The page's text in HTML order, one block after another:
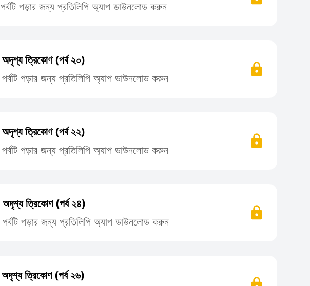
পর্বটি পড়ার জন্য প্রতিলিপি অ্যাপ ডাউনলোড করুন
অদৃশ্য ত্রিকোণ (পর্ব ২০)
পর্বটি পড়ার জন্য প্রতিলিপি অ্যাপ ডাউনলোড করুন
অদৃশ্য ত্রিকোণ (পর্ব ২২)
পর্বটি পড়ার জন্য প্রতিলিপি অ্যাপ ডাউনলোড করুন
অদৃশ্য ত্রিকোণ (পর্ব ২৪)
পর্বটি পড়ার জন্য প্রতিলিপি অ্যাপ ডাউনলোড করুন
অদৃশ্য ত্রিকোণ (পর্ব ২৬)